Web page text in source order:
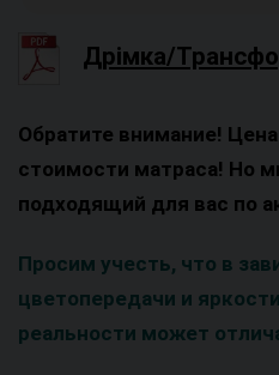
Дрімка/
Обратите внимание!
стоимости матраса! Но
подходящий для вас по
Просим учесть, что в
цветопередачи и
реальности может